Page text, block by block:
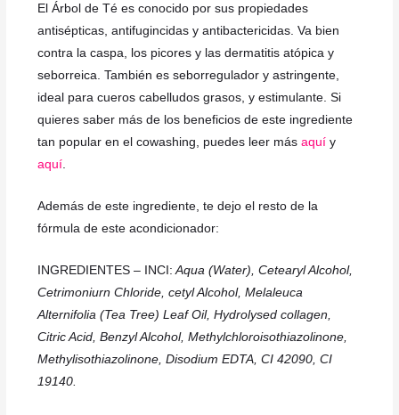
El Árbol de Té es conocido por sus propiedades
antisépticas, antifugincidas y antibactericidas. Va bien
contra la caspa, los picores y las dermatitis atópica y
seborreica. También es seborregulador y astringente,
ideal para cueros cabelludos grasos, y estimulante. Si
quieres saber más de los beneficios de este ingrediente
tan popular en el cowashing, puedes leer másaquí y
aquí
Además de este ingrediente, te dejo el resto de la
fórmula de este acondicionador:
INGREDIENTES – INCI: Aqua (Water), Cetearyl Alcohol,
Cetrimoniurn Chloride, cetyl Alcohol, Melaleuca
Alternifolia (Tea Tree) Leaf Oil, Hydrolysed collagen,
Citric Acid, Benzyl Alcohol, Methylchloroisothiazolinone,
Methylisothiazolinone, Disodium EDTA, CI 42090, CI
19140.